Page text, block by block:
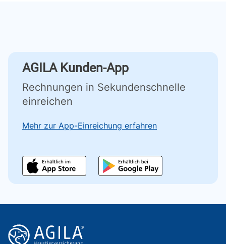
AGILA Kunden-App
Rechnungen in Sekundenschnelle
einreichen
Mehr zur App-Einreichung erfahren